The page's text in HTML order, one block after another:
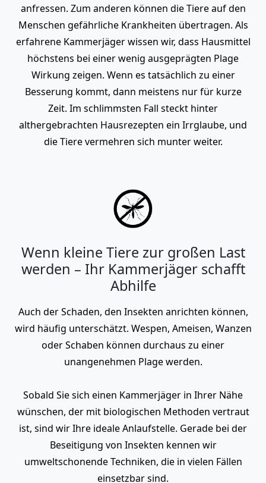
anfressen. Zum anderen können die Tiere auf den
Menschen gefährliche Krankheiten übertragen. Als
erfahrene Kammerjäger wissen wir, dass Hausmittel
höchstens bei einer wenig ausgeprägten Plage
Wirkung zeigen. Wenn es tatsächlich zu einer
Besserung kommt, dann meistens nur für kurze
Zeit. Im schlimmsten Fall steckt hinter
althergebrachten Hausrezepten ein Irrglaube, und
die Tiere vermehren sich munter weiter.
Wenn kleine Tiere zur großen Last
werden – Ihr Kammerjäger schafft
Abhilfe
Auch der Schaden, den Insekten anrichten können,
wird häufig unterschätzt. Wespen, Ameisen, Wanzen
oder Schaben können durchaus zu einer
unangenehmen Plage werden.
Sobald Sie sich einen Kammerjäger in Ihrer Nähe
wünschen, der mit biologischen Methoden vertraut
ist, sind wir Ihre ideale Anlaufstelle. Gerade bei der
Beseitigung von Insekten kennen wir
umweltschonende Techniken, die in vielen Fällen
einsetzbar sind.